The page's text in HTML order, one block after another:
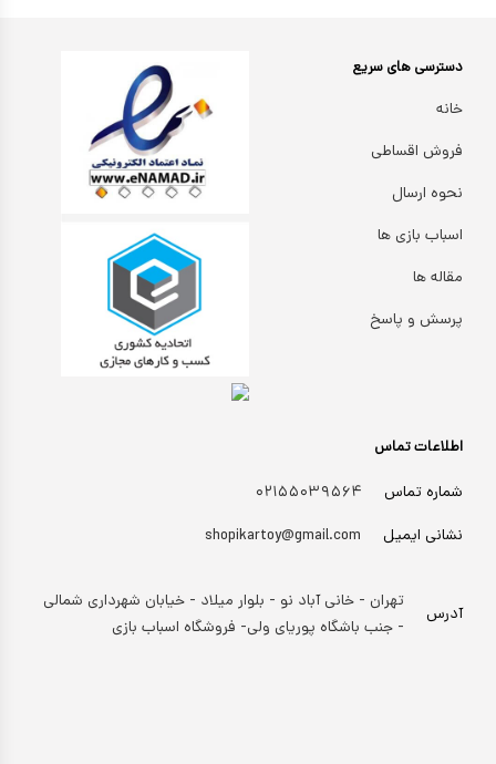
اطلاعات تماس
شماره تماس
۰۲۱۵۵۰۳۹۵۶۴
نشانی ایمیل
shopikartoy@gmail.com
آدرس
تهران - خانی آباد نو - بلوار میلاد - خیابان شهرداری شمالی
- جنب باشگاه پوریای ولی- فروشگاه اسباب بازی
دسترسی های سریع
خانه
فروش اقساطی
نحوه ارسال
اسباب بازی ها
مقاله ها
پرسش و پاسخ